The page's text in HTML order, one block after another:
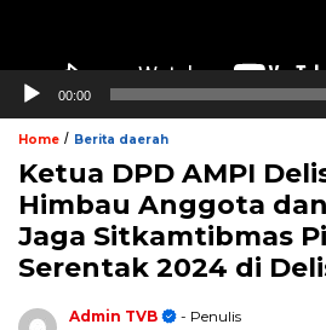
00:00
Home / Berita daerah
Ketua DPD AMPI
Himbau Anggota
Jaga Sitkamtibmas
Serentak 2024 di
Admin TVB
- Penulis